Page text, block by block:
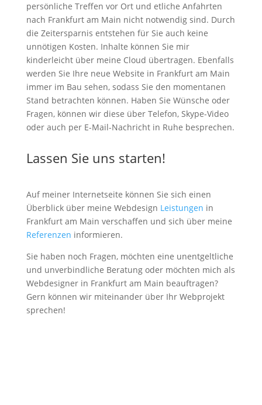
persönliche Treffen vor Ort und etliche Anfahrten
nach Frankfurt am Main nicht notwendig sind. Durch
die Zeitersparnis entstehen für Sie auch keine
unnötigen Kosten. Inhalte können Sie mir
kinderleicht über meine Cloud übertragen. Ebenfalls
werden Sie Ihre neue Website in Frankfurt am Main
immer im Bau sehen, sodass Sie den momentanen
Stand betrachten können. Haben Sie Wünsche oder
Fragen, können wir diese über Telefon, Skype-Video
oder auch per E-Mail-Nachricht in Ruhe besprechen.
Lassen Sie uns starten!
Auf meiner Internetseite können Sie sich einen
Überblick über meine Webdesign Leistungen in
Frankfurt am Main verschaffen und sich über meine
Referenzen informieren.
Sie haben noch Fragen, möchten eine unentgeltliche
und unverbindliche Beratung oder möchten mich als
Webdesigner in Frankfurt am Main beauftragen?
Gern können wir miteinander über Ihr Webprojekt
sprechen!